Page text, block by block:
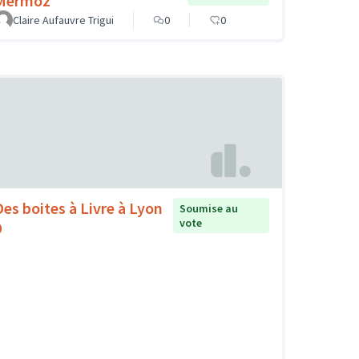
Claire Aufauvre Trigui
0 0
boites à Livre à Lyon
Soumise au
vote